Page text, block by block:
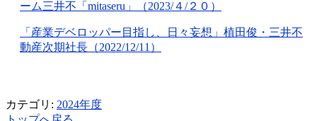
ーム三井不「mitaseru」（2023/４/２０）
「産業デベロッパー目指し、日々妄想」植田俊・三井不
動産次期社長（2022/12/11）
カテゴリ: 2024年度